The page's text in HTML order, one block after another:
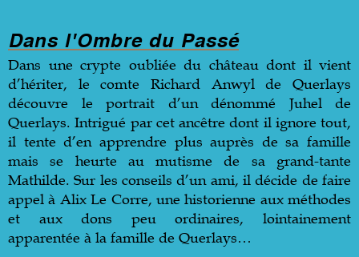
Dans l'Ombre du Passé
Dans une crypte oubliée du château dont il vient
d’hériter, le comte Richard Anwyl de Querlays
découvre le portrait d’un dénommé Juhel de
Querlays. Intrigué par cet ancêtre dont il ignore tout,
il tente d’en apprendre plus auprès de sa famille
mais se heurte au mutisme de sa grand-tante
Mathilde. Sur les conseils d’un ami, il décide de faire
appel à Alix Le Corre, une historienne aux méthodes
et aux dons peu ordinaires, lointainement
apparentée à la famille de Querlays…